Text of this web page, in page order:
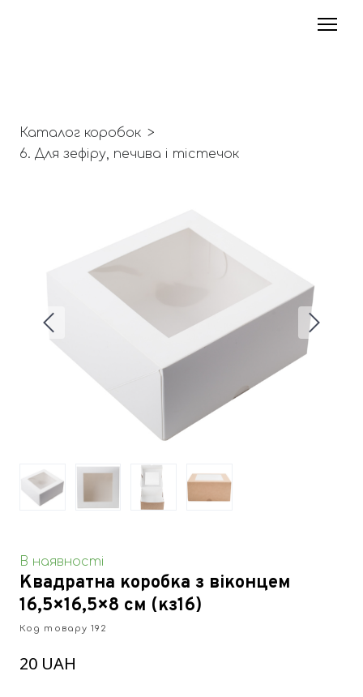
Каталог коробок
6. Для зефіру, печива і тістечок
В наявності
Квадратна коробка з віконцем
16,5×16,5×8 см (кз16)
Код товару 192
20 UAH